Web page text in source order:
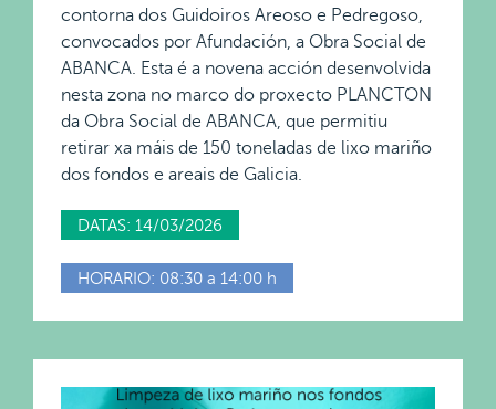
contorna dos Guidoiros Areoso e Pedregoso,
convocados por Afundación, a Obra Social de
ABANCA. Esta é a novena acción desenvolvida
nesta zona no marco do proxecto PLANCTON
da Obra Social de ABANCA, que permitiu
retirar xa máis de 150 toneladas de lixo mariño
dos fondos e areais de Galicia.
DATAS: 14/03/2026
HORARIO: 08:30 a 14:00 h